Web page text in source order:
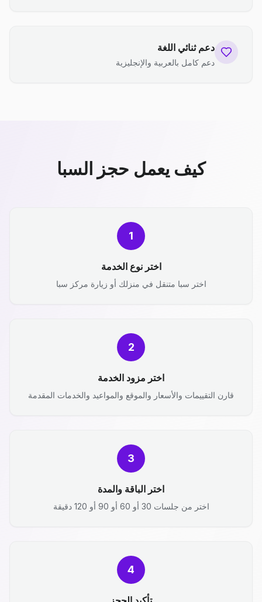
دعم ثنائي اللغة
دعم كامل بالعربية والإنجليزية
كيف يعمل حجز السبا
1
اختر نوع الخدمة
اختر سبا متنقل في منزلك أو زيارة مركز سبا
2
اختر مزود الخدمة
قارن التقييمات والأسعار والموقع والمواعيد والخدمات المقدمة
3
اختر الباقة والمدة
اختر من جلسات 30 أو 60 أو 90 أو 120 دقيقة
4